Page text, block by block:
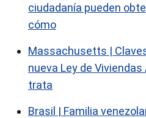
ciudadanía pueden
cómo
Massachusetts |
nueva Ley de
trata
Brasil | Familia